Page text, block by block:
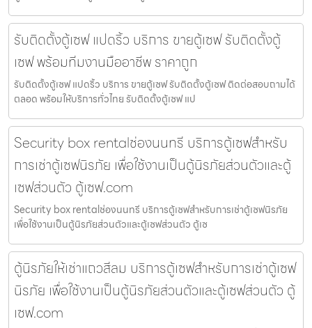
รับติดตั้งตู้เซฟ แปดริ้ว บริการ ขายตู้เซฟ รับติดตั้งตู้
เซฟ พร้อมทีมงานมืออาชีพ ราคาถูก
รับติดตั้งตู้เซฟ แปดริ้ว บริการ ขายตู้เซฟ รับติดตั้งตู้เซฟ ติดต่อสอบถามได้
ตลอด พร้อมให้บริการทั่วไทย รับติดตั้งตู้เซฟ แป
Security box rentalช่องนนทรี บริการตู้เซฟสำหรับ
การเช่าตู้เซฟนิรภัย เพื่อใช้งานเป็นตู้นิรภัยส่วนตัวและตู้
เซฟส่วนตัว ตู้เซฟ.com
Security box rentalช่องนนทรี บริการตู้เซฟสำหรับการเช่าตู้เซฟนิรภัย
เพื่อใช้งานเป็นตู้นิรภัยส่วนตัวและตู้เซฟส่วนตัว ตู้เซ
ตู้นิรภัยให้เช่าแถวสีลม บริการตู้เซฟสำหรับการเช่าตู้เซฟ
นิรภัย เพื่อใช้งานเป็นตู้นิรภัยส่วนตัวและตู้เซฟส่วนตัว ตู้
เซฟ.com